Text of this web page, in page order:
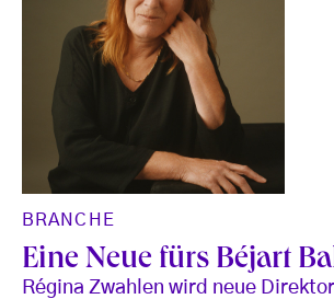
BRANCHE
Eine Neue fürs Béjart
Régina Zwahlen wird neue